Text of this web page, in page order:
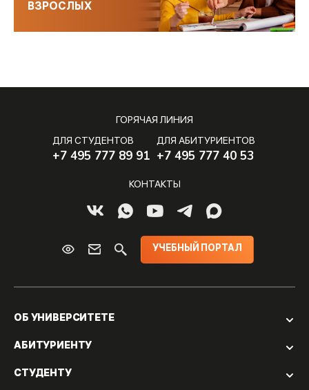
ВЗРОСЛЫХ
ГОРЯЧАЯ ЛИНИЯ
ДЛЯ СТУДЕНТОВ
+7 495 777 89 91
ДЛЯ АБИТУРИЕНТОВ
+7 495 777 40 53
КОНТАКТЫ
УЧЕБНЫЙ ПОРТАЛ
ОБ УНИВЕРСИТЕТЕ
АБИТУРИЕНТУ
СТУДЕНТУ